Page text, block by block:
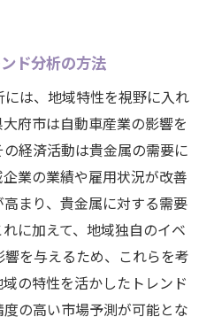
を最適化するための戦略
た取引戦略の考え方
現する技術の活用
市場分析の重要性
ップの活用法
るための戦術
目指すガイドライン
に及ぼす影響を分析する
ド分析の方法
は、地域特性を視野に入れ
府市は自動車産業の影響を
経済活動は貴金属の需要に
業の業績や雇用状況が改善
まり、貴金属に対する需要
に加えて、地域独自のイベ
を与えるため、これらを考
の特性を活かしたトレンド
の高い市場予測が可能とな